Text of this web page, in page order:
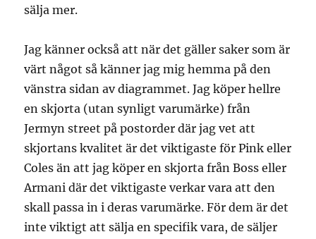
sälja mer.
Jag känner också att när det gäller saker som är
värt något så känner jag mig hemma på den
vänstra sidan av diagrammet. Jag köper hellre
en skjorta (utan synligt varumärke) från
Jermyn street på postorder där jag vet att
skjortans kvalitet är det viktigaste för Pink eller
Coles än att jag köper en skjorta från Boss eller
Armani där det viktigaste verkar vara att den
skall passa in i deras varumärke. För dem är det
inte viktigt att sälja en specifik vara, de säljer